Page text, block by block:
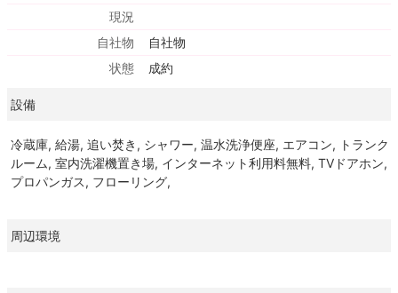
現況
自社物
自社物
状態
成約
設備
冷蔵庫, 給湯, 追い焚き, シャワー, 温水洗浄便座, エアコン, トランク
ルーム, 室内洗濯機置き場, インターネット利用料無料, TVドアホン,
プロパンガス, フローリング,
周辺環境